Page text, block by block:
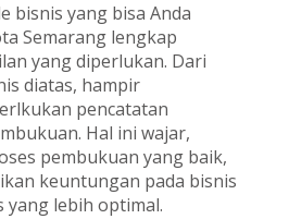
bisnis yang bisa Anda
Semarang lengkap
yang diperlukan. Dari
diatas, hampir
pencatatan
Hal ini wajar,
pembukuan yang baik,
keuntungan pada bisnis
yang lebih optimal.